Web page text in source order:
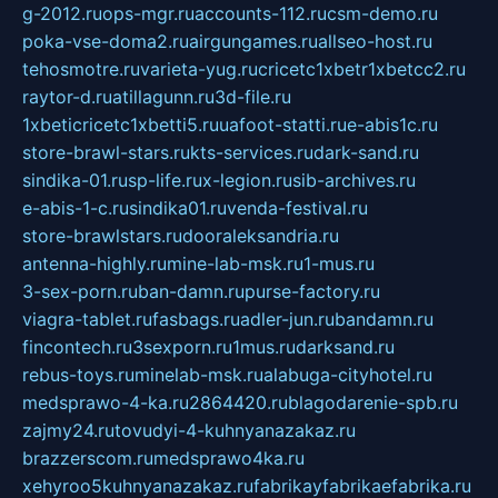
g-2012.ruops-mgr.ruaccounts-112.rucsm-demo.ru
poka-vse-doma2.ruairgungames.ruallseo-host.ru
tehosmotre.ruvarieta-yug.rucricetc1xbetr1xbetcc2.ru
raytor-d.ruatillagunn.ru3d-file.ru
1xbeticricetc1xbetti5.ruuafoot-statti.rue-abis1c.ru
store-brawl-stars.rukts-services.rudark-sand.ru
sindika-01.rusp-life.rux-legion.rusib-archives.ru
e-abis-1-c.rusindika01.ruvenda-festival.ru
store-brawlstars.rudooraleksandria.ru
antenna-highly.rumine-lab-msk.ru1-mus.ru
3-sex-porn.ruban-damn.rupurse-factory.ru
viagra-tablet.rufasbags.ruadler-jun.rubandamn.ru
fincontech.ru3sexporn.ru1mus.rudarksand.ru
rebus-toys.ruminelab-msk.rualabuga-cityhotel.ru
medsprawo-4-ka.ru2864420.rublagodarenie-spb.ru
zajmy24.rutovudyi-4-kuhnyanazakaz.ru
brazzerscom.rumedsprawo4ka.ru
xehyroo5kuhnyanazakaz.rufabrikayfabrikaefabrika.ru